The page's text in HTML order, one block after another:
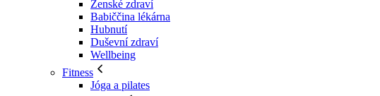
Ženské zdraví
Babiččina lékárna
Hubnutí
Duševní zdraví
Wellbeing
Fitness
Jóga a pilates